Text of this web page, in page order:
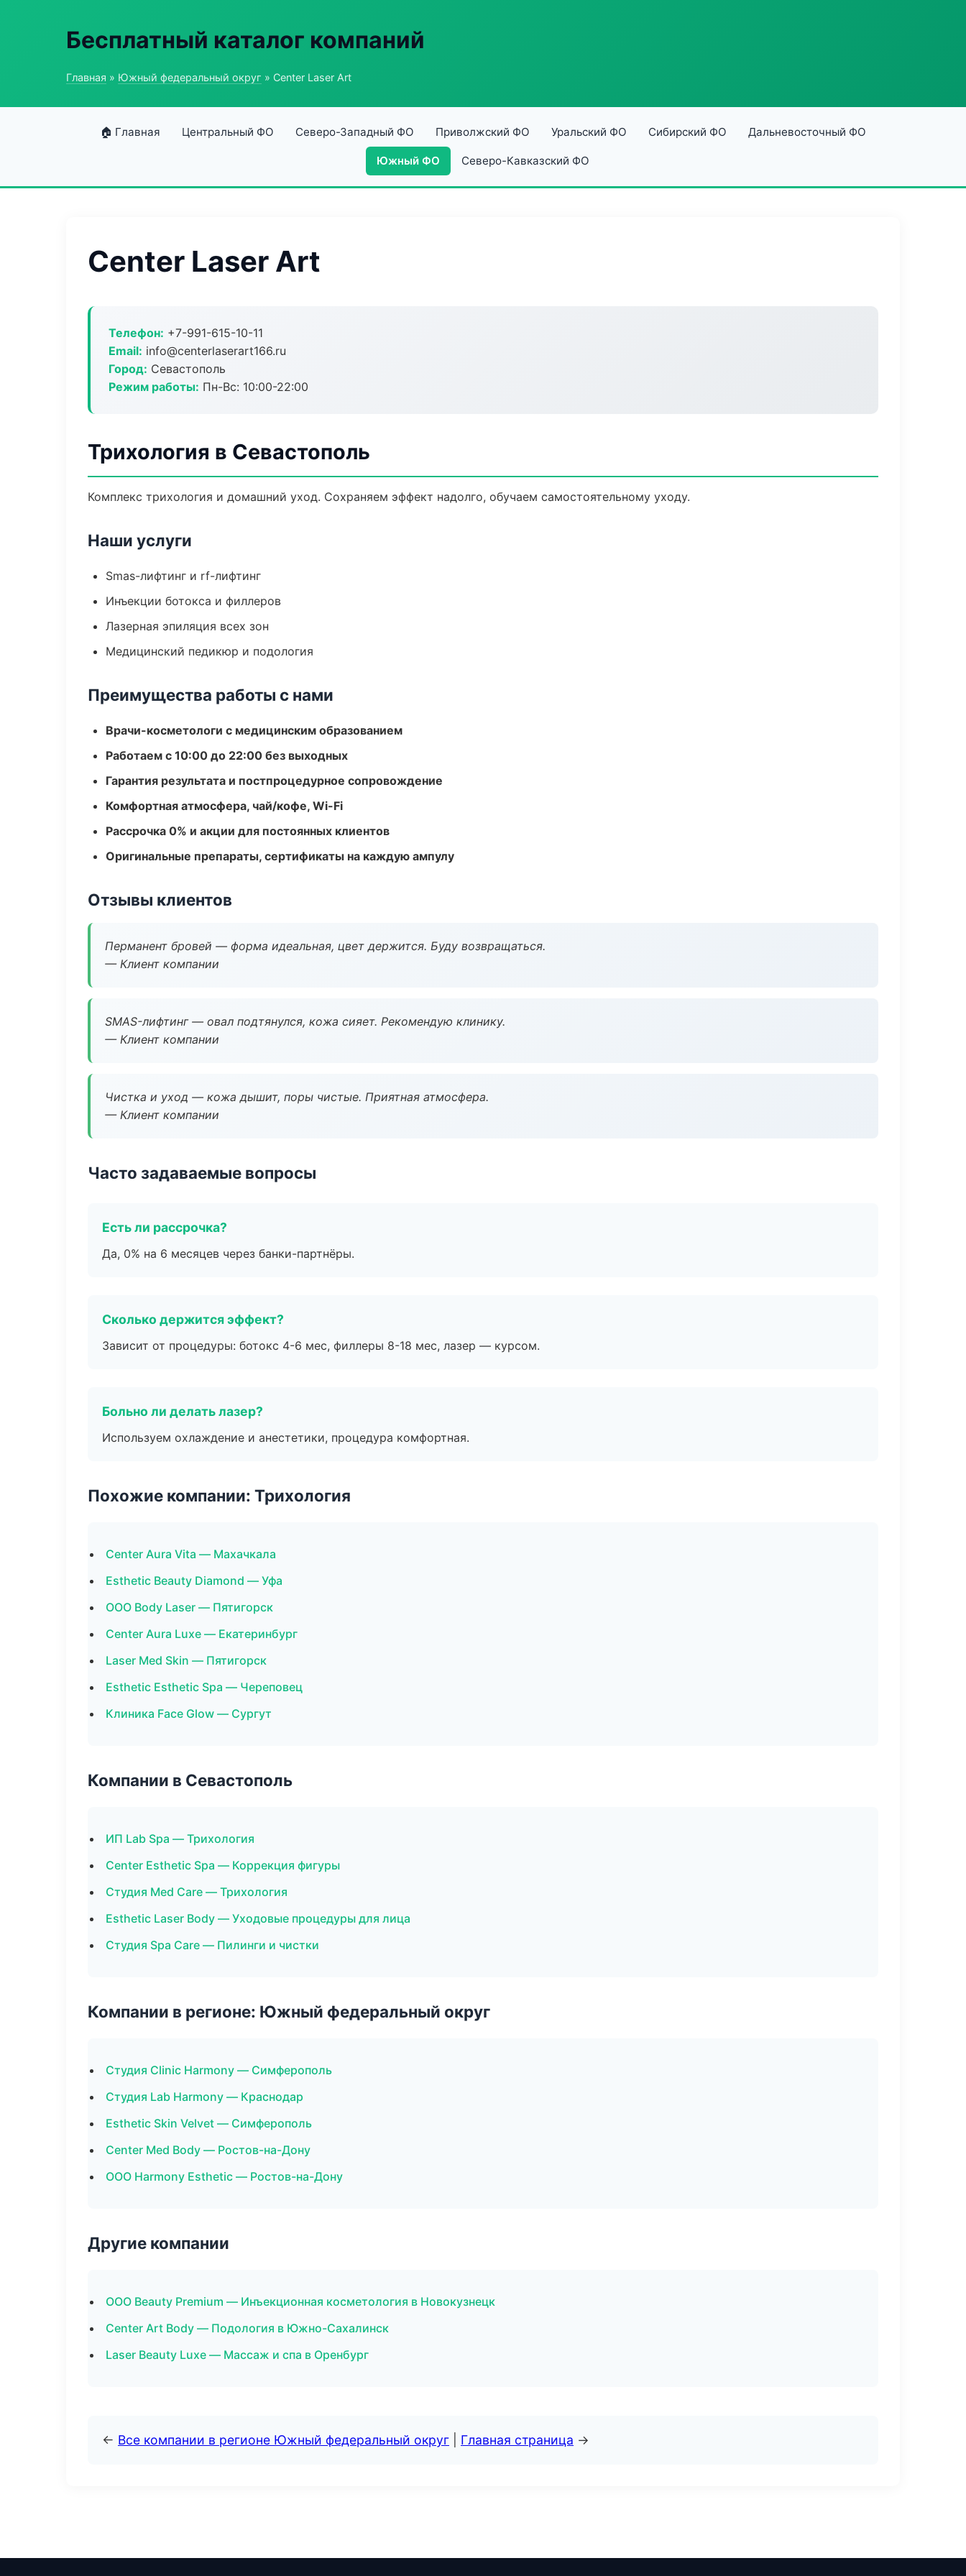
Бесплатный каталог компаний
Главная » Южный федеральный округ » Center Laser Art
🏠 Главная Центральный ФО Северо-Западный ФО Приволжский ФО Уральский ФО Сибирский ФО Дальневосточный ФО
Южный ФО Северо-Кавказский ФО
Center Laser Art
Телефон: +7-991-615-10-11
Email: info@centerlaserart166.ru
Город: Севастополь
Режим работы: Пн-Вс: 10:00-22:00
Трихология в Севастополь
Комплекс трихология и домашний уход. Сохраняем эффект надолго, обучаем самостоятельному уходу.
Наши услуги
Smas-лифтинг и rf-лифтинг
Инъекции ботокса и филлеров
Лазерная эпиляция всех зон
Медицинский педикюр и подология
Преимущества работы с нами
Врачи-косметологи с медицинским образованием
Работаем с 10:00 до 22:00 без выходных
Гарантия результата и постпроцедурное сопровождение
Комфортная атмосфера, чай/кофе, Wi-Fi
Рассрочка 0% и акции для постоянных клиентов
Оригинальные препараты, сертификаты на каждую ампулу
Отзывы клиентов
Перманент бровей — форма идеальная, цвет держится. Буду возвращаться.
— Клиент компании
SMAS-лифтинг — овал подтянулся, кожа сияет. Рекомендую клинику.
— Клиент компании
Чистка и уход — кожа дышит, поры чистые. Приятная атмосфера.
— Клиент компании
Часто задаваемые вопросы
Есть ли рассрочка?
Да, 0% на 6 месяцев через банки-партнёры.
Сколько держится эффект?
Зависит от процедуры: ботокс 4-6 мес, филлеры 8-18 мес, лазер — курсом.
Больно ли делать лазер?
Используем охлаждение и анестетики, процедура комфортная.
Похожие компании: Трихология
Center Aura Vita — Махачкала
Esthetic Beauty Diamond — Уфа
ООО Body Laser — Пятигорск
Center Aura Luxe — Екатеринбург
Laser Med Skin — Пятигорск
Esthetic Esthetic Spa — Череповец
Клиника Face Glow — Сургут
Компании в Севастополь
ИП Lab Spa — Трихология
Center Esthetic Spa — Коррекция фигуры
Студия Med Care — Трихология
Esthetic Laser Body — Уходовые процедуры для лица
Студия Spa Care — Пилинги и чистки
Компании в регионе: Южный федеральный округ
Студия Clinic Harmony — Симферополь
Студия Lab Harmony — Краснодар
Esthetic Skin Velvet — Симферополь
Center Med Body — Ростов-на-Дону
ООО Harmony Esthetic — Ростов-на-Дону
Другие компании
ООО Beauty Premium — Инъекционная косметология в Новокузнецк
Center Art Body — Подология в Южно-Сахалинск
Laser Beauty Luxe — Массаж и спа в Оренбург
← Все компании в регионе Южный федеральный округ Главная страница →